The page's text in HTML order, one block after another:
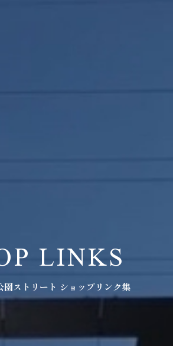
LINKS
園ストリート ショップリンク集